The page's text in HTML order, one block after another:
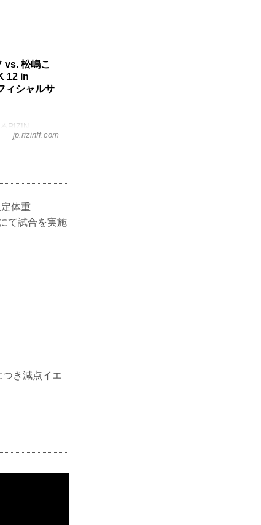
vs. 松嶋こ
12 in
ィシャルサ
RIZIN
フ vs. 松嶋こ
ターストップ
jp.rizinff.com
体重
て試合を実施
き減点イエ